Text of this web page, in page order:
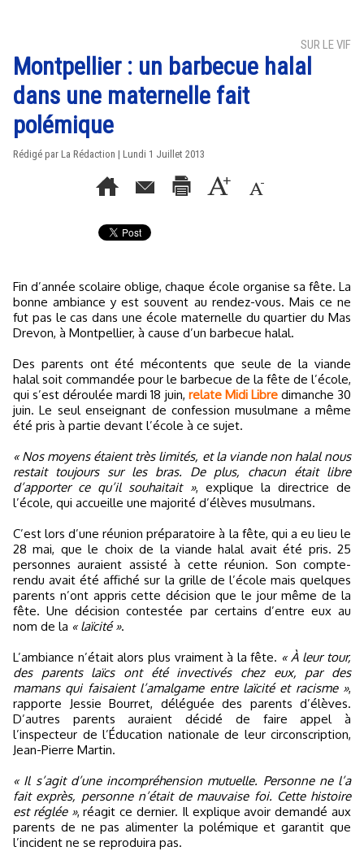
SUR LE VIF
Montpellier : un barbecue halal
dans une maternelle fait
polémique
Rédigé par La Rédaction | Lundi 1 Juillet 2013
Fin d’année scolaire oblige, chaque école organise sa fête. La
bonne ambiance y est souvent au rendez-vous. Mais ce ne
fut pas le cas dans une école maternelle du quartier du Mas
Drevon, à Montpellier, à cause d’un barbecue halal.
Des parents ont été mécontents que seule de la viande
halal soit commandée pour le barbecue de la fête de l’école,
qui s’est déroulée mardi 18 juin, relate Midi Libredimanche 30
juin. Le seul enseignant de confession musulmane a même
été pris à partie devant l’école à ce sujet.
« Nos moyens étaient très limités, et la viande non halal nous
restait toujours sur les bras. De plus, chacun était libre
d’apporter ce qu’il souhaitait », explique la directrice de
l’école, qui accueille une majorité d’élèves musulmans.
C’est lors d’une réunion préparatoire à la fête, qui a eu lieu le
28 mai, que le choix de la viande halal avait été pris. 25
personnes auraient assisté à cette réunion. Son compte-
rendu avait été affiché sur la grille de l’école mais quelques
parents n’ont appris cette décision que le jour même de la
fête. Une décision contestée par certains d’entre eux au
nom de la « laïcité ».
L’ambiance n’était alors plus vraiment à la fête. « À leur tour,
des parents laïcs ont été invectivés chez eux, par des
mamans qui faisaient l’amalgame entre laïcité et racisme »,
rapporte Jessie Bourret, déléguée des parents d’élèves.
D’autres parents auraient décidé de faire appel à
l’inspecteur de l’Éducation nationale de leur circonscription,
Jean-Pierre Martin.
« Il s’agit d’une incompréhension mutuelle. Personne ne l’a
fait exprès, personne n’était de mauvaise foi. Cette histoire
est réglée », réagit ce dernier. Il explique avoir demandé aux
parents de ne pas alimenter la polémique et garantit que
l’incident ne se reproduira pas.